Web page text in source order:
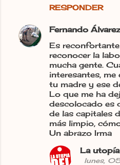
RESPONDER
Fernando Álvarez
Es
reconocer la
mucha gente.
interesantes,
tu madre y ese
Lo que me ha
descolocado es
de las capitales
más limpio,
Un abrazo Irma
La
lunes,